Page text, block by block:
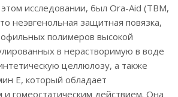
исследовании, был Ora-Aid (TBM,
неэвгенольная защитная повязка,
полимеров высокой
в нерастворимую в воде
целлюлозу, а также
Е, который обладает
гомеостатическим действием. Она